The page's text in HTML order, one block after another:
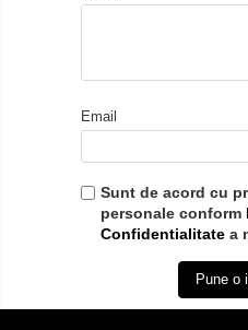
Email
Sunt de acord cu
personale conform
Confidentialitate a
Pune o